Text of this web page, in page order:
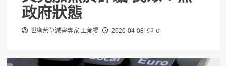
政府狀態
世衛菸草減害專家 王郁揚 2020-04-08 0